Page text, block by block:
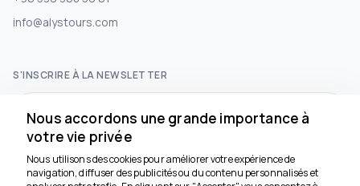
info@alystours.com
S'INSCRIRE À LA NEWSLETTER
S'abonner
RÉSEAUX SOCIAUX
Nous accordons une grande importance à
votre vie privée
Nous utilisons des cookies pour améliorer votre expérience de
navigation, diffuser des publicités ou du contenu personnalisés et
Nous sommes là pour